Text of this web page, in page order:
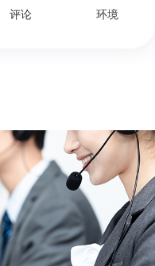
评论 环境